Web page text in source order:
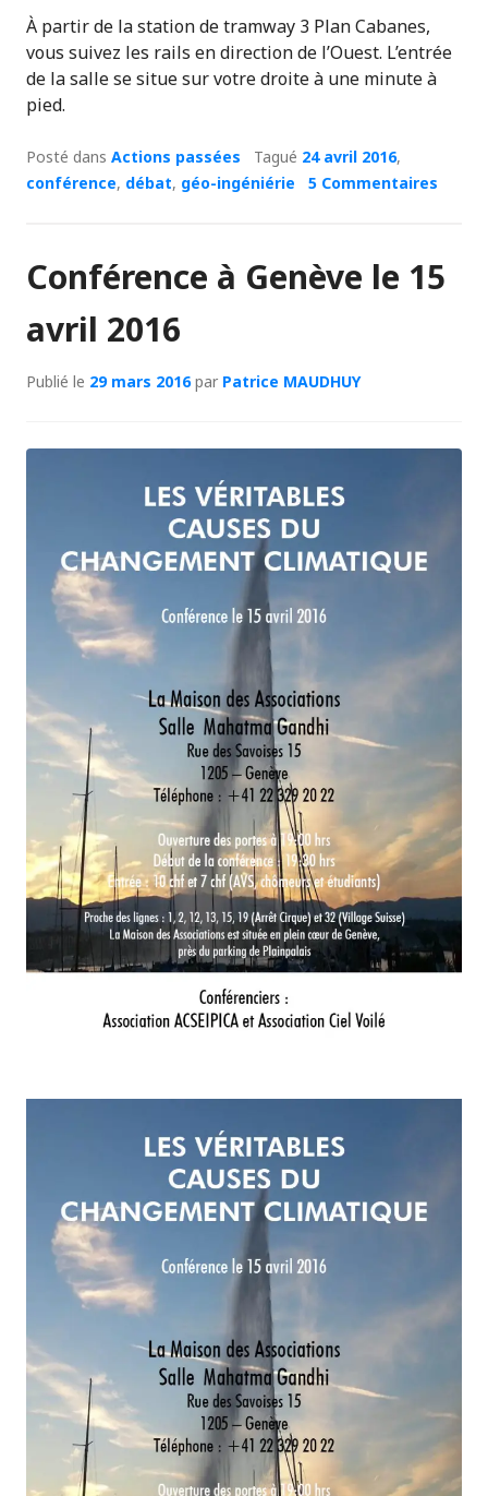
À partir de la station de tramway 3 Plan Cabanes,
vous suivez les rails en direction de l’Ouest. L’entrée
de la salle se situe sur votre droite à une minute à
pied.
Posté dans Actions passées Tagué 24 avril 2016,
conférence, débat, géo-ingéniérie 5 Commentaires
Conférence à Genève le 15
avril 2016
Publié le 29 mars 2016par Patrice MAUDHUY